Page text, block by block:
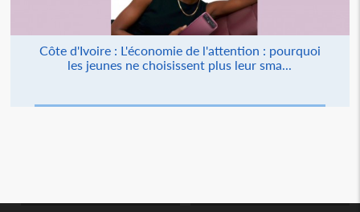
Côte d'Ivoire : L'économie de l'attention : pourquoi
les jeunes ne choisissent plus leur sma...